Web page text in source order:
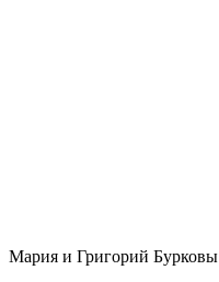
Мария и Григорий Бурковы